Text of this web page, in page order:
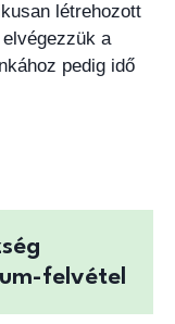
létrehozott
a
pedig idő
felvétel